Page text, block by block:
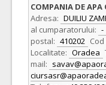
COMPANIA DE APA
Adresa: DUILIU
al cumparatorului: -
postal: 410202 Cod
Localitate: Oradea
mail: